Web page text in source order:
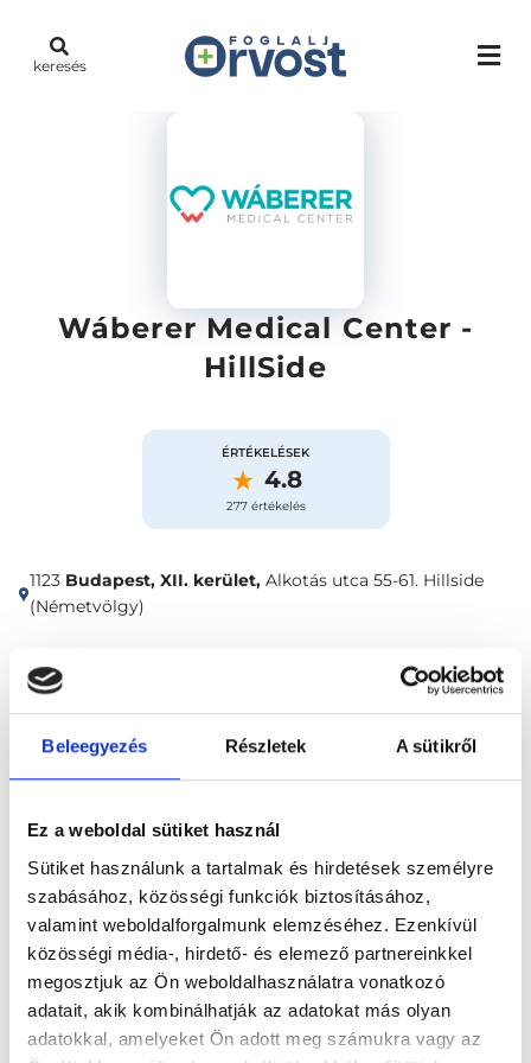
Beleegyezés Részletek A sütikről
Ez a weboldal sütiket használ
Sütiket használunk a tartalmak és hirdetések személyre
szabásához, közösségi funkciók biztosításához,
valamint weboldalforgalmunk elemzéséhez. Ezenkívül
közösségi média-, hirdető- és elemező partnereinkkel
megosztjuk az Ön weboldalhasználatra vonatkozó
adatait, akik kombinálhatják az adatokat más olyan
adatokkal, amelyeket Ön adott meg számukra vagy az
keresés
Wáberer Medical Center -
HillSide
ÉRTÉKELÉSEK
4.8
277 értékelés
1123 Budapest, XII. kerület, Alkotás utca 55-61. Hillside
(Németvölgy)
Időpontfoglalás Vélemények
Foglalj időpontot
Bőrgyógyászat
Főoldal Klinikák